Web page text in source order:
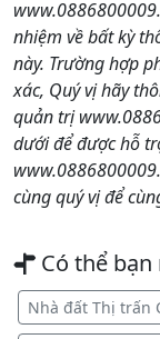
nhiệm về bất kỳ
này. Trường hợp
xác, Quý vị hãy
quản trị
dưới để được hỗ
cùng quý vị để
Có thể
Nhà đất Thị trấn